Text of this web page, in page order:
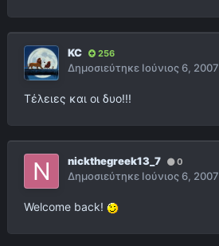
KC 256
Δημοσιεύτηκε Ιούνιος 6, 2007
Τέλειες και οι δυο!!!
nickthegreek13_7 0
Δημοσιεύτηκε Ιούνιος 6, 2007
Welcome back!